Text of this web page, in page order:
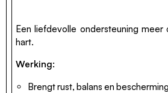
Een liefdevolle ondersteuning
hart.
Werking:
Brengt rust, balans en